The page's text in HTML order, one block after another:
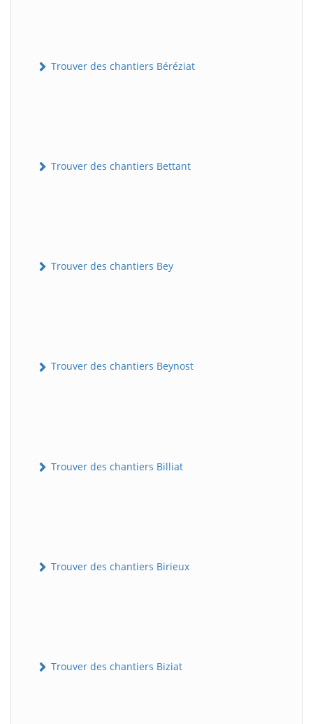
Trouver des chantiers Béréziat
Trouver des chantiers Bettant
Trouver des chantiers Bey
Trouver des chantiers Beynost
Trouver des chantiers Billiat
Trouver des chantiers Birieux
Trouver des chantiers Biziat